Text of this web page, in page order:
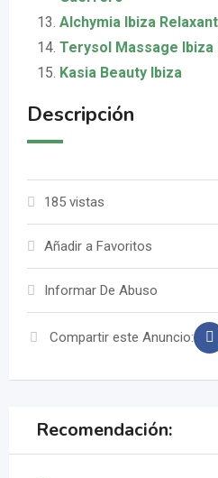
Alchymia Ibiza
Terysol Massage Ibiza
Kasia Beauty Ibiza
Descripción
185 vistas
Añadir a Favoritos
Informar De Abuso
Compartir este Anuncio:
Recomendación: